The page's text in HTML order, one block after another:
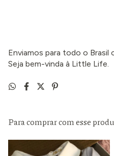
Enviamos para todo o Brasil
Seja bem-vinda à Little Life.
Para comprar com esse